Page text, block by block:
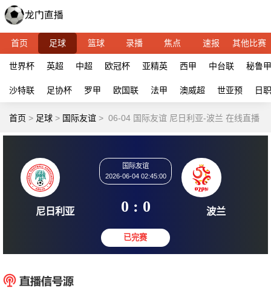
首页 足球 篮球 录播 焦点 速报 其他比赛
世界杯 英超 中超 欧冠杯 亚精英 西甲 中台联 秘鲁甲
沙特联 足协杯 罗甲 欧国联 法甲 澳威超 世亚预 日
首页 > 足球 > 国际友谊 > 06-04 国际友谊 尼日利亚-波兰 在线直播
尼日利亚
国际友谊
2026-06-04 02:45:00
0 : 0 波